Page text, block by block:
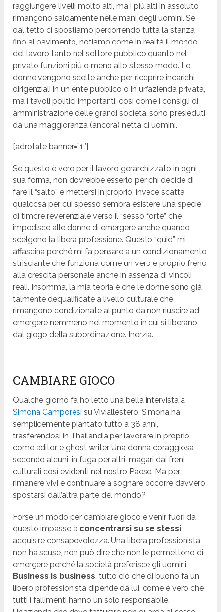
raggiungere livelli molto alti, ma i più alti in assoluto
rimangono saldamente nelle mani degli uomini. Se
dal tetto ci spostiamo percorrendo tutta la stanza
fino al pavimento, notiamo come in realtà il mondo
del lavoro tanto nel settore pubblico quanto nel
privato funzioni più o meno allo stesso modo. Le
donne vengono scelte anche per ricoprire incarichi
dirigenziali in un ente pubblico o in un’azienda privata,
ma i tavoli politici importanti, così come i consigli di
amministrazione delle grandi società, sono presieduti
da una maggioranza (ancora) netta di uomini.
[adrotate banner=”1″]
Se questo è vero per il lavoro gerarchizzato in ogni
sua forma, non dovrebbe esserlo per chi decide di
fare il “salto” e mettersi in proprio, invece scatta
qualcosa per cui spesso sembra esistere una specie
di timore reverenziale verso il “sesso forte” che
impedisce alle donne di emergere anche quando
scelgono la libera professione. Questo “quid” mi
affascina perché mi fa pensare a un condizionamento
strisciante che funziona come un vero e proprio freno
alla crescita personale anche in assenza di vincoli
reali. Insomma, la mia teoria è che le donne sono già
talmente dequalificate a livello culturale che
rimangono condizionate al punto da non riuscire ad
emergere nemmeno nel momento in cui si liberano
dal giogo della subordinazione. Inerzia.
CAMBIARE GIOCO
Qualche giorno fa ho letto una bella intervista a
Simona Camporesi su Viviallestero. Simona ha
semplicemente piantato tutto a 38 anni,
trasferendosi in Thailandia per lavorare in proprio
come editor e ghost writer. Una donna coraggiosa
secondo alcuni, in fuga per altri, magari dai freni
culturali così evidenti nel nostro Paese. Ma per
rimanere vivi e continuare a sognare occorre davvero
spostarsi dall’altra parte del mondo?
Forse un modo per cambiare gioco e venir fuori da
questo impasse è concentrarsi su se stessi,
acquisire consapevolezza. Una libera professionista
non ha scuse, non può dire che non le permettono di
emergere perché la società preferisce gli uomini.
Business is business, tutto ciò che di buono fa un
libero professionista dipende da lui, come è vero che
tutti i fallimenti hanno un solo responsabile.